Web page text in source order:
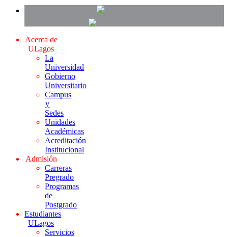
Acerca de
ULagos
La
Universidad
Gobierno
Universitario
Campus
y
Sedes
Unidades
Académicas
Acreditación
Institucional
Admisión
Carreras
Pregrado
Programas
de
Postgrado
Estudiantes
ULagos
Servicios